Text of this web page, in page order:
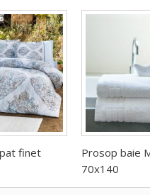
finet
Prosop baie
70x140